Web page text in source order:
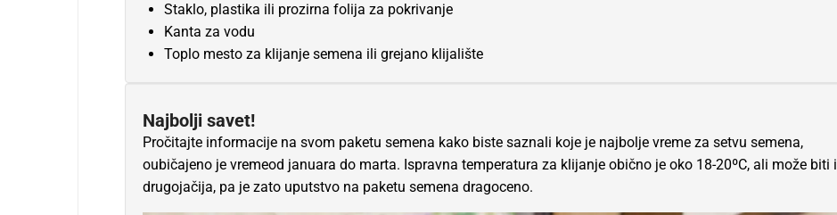
Staklo, plastika ili prozirna folija za pokrivanje
Kanta za vodu
Toplo mesto za klijanje semena ili grejano klijalište
Najbolji savet!
Pročitajte informacije na svom paketu semena kako biste saznali koje je najbolje vreme za setvu semena,
oubičajeno je vremeod januara do marta. Ispravna temperatura za klijanje obično je oko 18-20ºC, ali može biti i
drugojačija, pa je zato uputstvo na paketu semena dragoceno.